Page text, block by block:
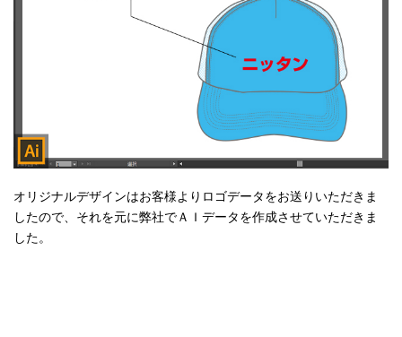
オリジナルデザインはお客様よりロゴデータをお送りいただきま
したので、それを元に弊社でＡＩデータを作成させていただきま
した。